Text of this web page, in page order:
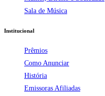
Sala de Música
Institucional
Prêmios
Como Anunciar
História
Emissoras Afiliadas